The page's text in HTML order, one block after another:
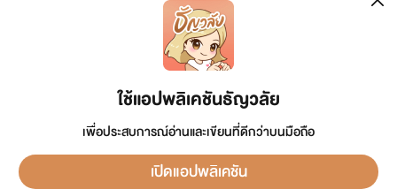
ใช้แอปพลิเคชันธัญวลัย
เพื่อประสบการณ์อ่านและเขียนที่ดีกว่าบนมือถือ
เปิดแอปพลิเคชัน
เว็บไซต์แห่งนี้ไม่ได้เห็นด้วยและไม่ขอรับผิดชอบต่อข้อความใดๆ ทั้งสิ้น ดังนั้นผู้อ่านทุกท่านโปรดใช้
วิจารณญาณในการกลั่นกรองด้วยตนเอง และหากท่านพบข้อความใดๆ ที่ขัดต่อกฎหมายและศีลธรรม
กรุณาแจ้งมาที่ tunwalai@ookbee.com เพื่อทีมงานจะได้ดำเนินการในทันที ทั้งนี้ ทางเว็บไซต์ขอสงวน
ลิขสิทธิ์ตามพระราชบัญญัติลิขสิทธิ์ (ฉบับเพิ่มเติม) พ.ศ.2558